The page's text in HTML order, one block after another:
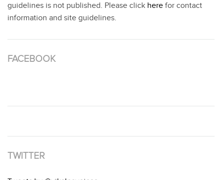
guidelines is not published. Please click here for contact
information and site guidelines.
FACEBOOK
TWITTER